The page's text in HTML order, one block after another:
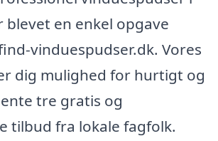
blevet en enkel opgave
vinduespudser.dk. Vores
dig mulighed for hurtigt og
tre gratis og
tilbud fra lokale fagfolk.